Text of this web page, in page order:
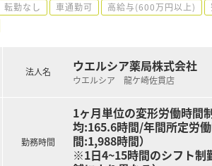
転勤なし 車通勤可 高給与(600万円以上)
法人名 ウエルシア薬局株式会社
ウエルシア 龍ケ崎佐貫店
勤務時間
1ヶ月単位の変形労働時間
均:165.6時間/年間所定労
間:1,988時間）
※1日4~15時間のシフト制